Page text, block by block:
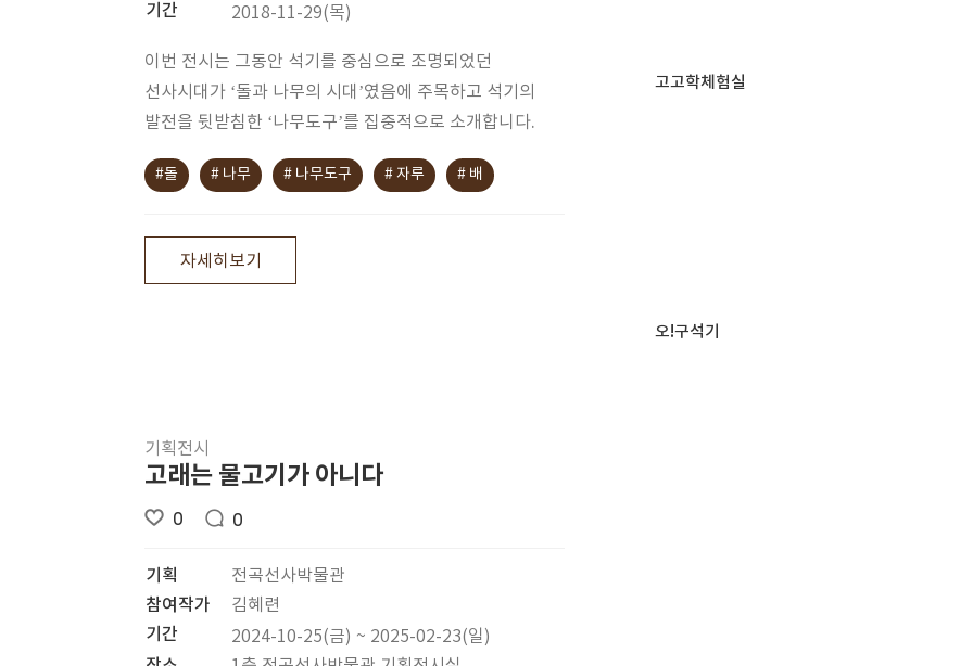
기간
2018-11-29(목)
이번 전시는 그동안 석기를 중심으로 조명되었던
선사시대가 ‘돌과 나무의 시대’였음에 주목하고 석기의
발전을 뒷받침한 ‘나무도구’를 집중적으로 소개합니다.
#돌 # 나무 # 나무도구 # 자루 # 배
자세히보기
기획전시
고래는 물고기가 아니다
0 0
기획
전곡선사박물관
참여작가
김혜련
기간
2024-10-25(금) ~ 2025-02-23(일)
고고학체험실
오!구석기